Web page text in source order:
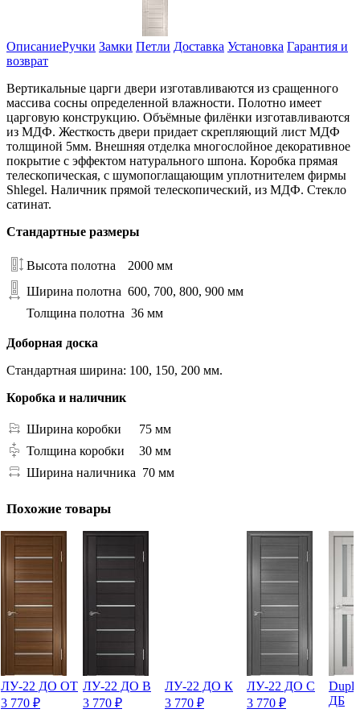
ОписаниеРучки Замки Петли Доставка Установка Гарантия и
возврат
Вертикальные царги двери изготавливаются из сращенного
массива сосны определенной влажности. Полотно имеет
царговую конструкцию. Объёмные филёнки изготавливаются
из МДФ. Жесткость двери придает скрепляющий лист МДФ
толщиной 5мм. Внешняя отделка многослойное декоративное
покрытие с эффектом натурального шпона. Коробка прямая
телескопическая, с шумопоглащающим уплотнителем фирмы
Shlegel. Наличник прямой телескопический, из МДФ. Стекло
сатинат.
Стандартные размеры
Высота полотна
2000 мм
Ширина полотна 600, 700, 800, 900 мм
Толщина полотна 36 мм
Доборная доска
Стандартная ширина: 100, 150, 200 мм.
Коробка и наличник
Ширина коробки
75 мм
Толщина коробки
30 мм
Ширина наличника 70 мм
Похожие товары
ЛУ-22 ДО ОТ
3 770 ₽
ЛУ-22 ДО В
3 770 ₽
ЛУ-22 ДО К
3 770 ₽
ЛУ-22 ДО С
3 770 ₽
ДБ